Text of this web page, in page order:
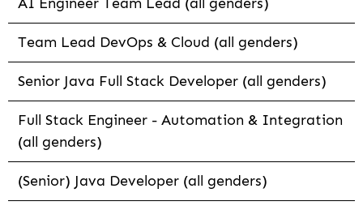
Team Lead DevOps & Cloud (all genders)
Senior Java Full Stack Developer (all genders)
Full Stack Engineer - Automation & Integration
(all genders)
(Senior) Java Developer (all genders)